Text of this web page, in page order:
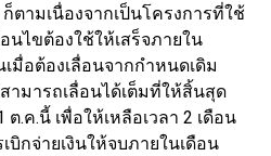
ตามเนื่องจากเป็นโครงการที่ใช้
อนไขต้องใช้ให้เสร็จภายใน
มื่อต้องเลื่อนจากกำหนดเดิม
ามารถเลื่อนได้เต็มที่ให้สิ้นสุด
.ค.นี้ เพื่อให้เหลือเวลา 2 เดือน
บิกจ่ายเงินให้จบภายในเดือน